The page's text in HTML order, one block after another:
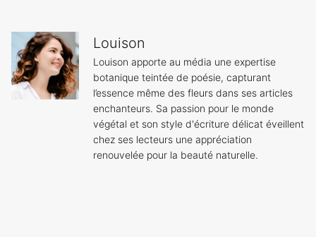
Louison
Louison apporte au média une expertise
botanique teintée de poésie, capturant
l’essence même des fleurs dans ses articles
enchanteurs. Sa passion pour le monde
végétal et son style d'écriture délicat éveillent
chez ses lecteurs une appréciation
renouvelée pour la beauté naturelle.